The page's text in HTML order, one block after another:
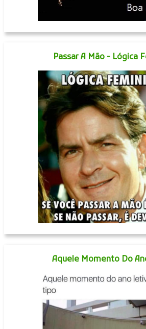
Passar A Mão - Lógica
Aquele Momento Do